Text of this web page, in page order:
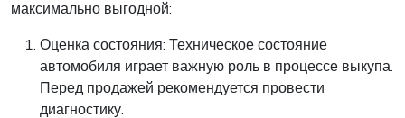
максимально выгодной:
Оценка состояния: Техническое состояние
автомобиля играет важную роль в процессе выкупа.
Перед продажей рекомендуется провести
диагностику.